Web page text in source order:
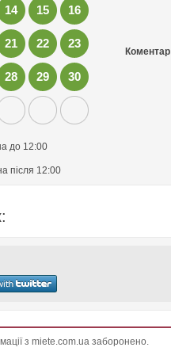
14 15 16
21 22 23
28 29 30
до 12:00
після 12:00
Коментар
з miete.com.ua заборонено.